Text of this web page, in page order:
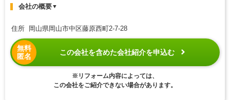
会社の概要▼
住所 岡山県岡山市中区藤原西町2-7-28
無料
匿名
この会社を含めた会社紹介を申込む
※リフォーム内容によっては、
この会社をご紹介できない場合があります。